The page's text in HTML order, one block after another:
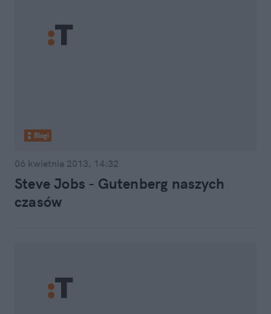
Blogi
06 kwietnia 2013, 14:32
Steve Jobs - Gutenberg naszych
czasów